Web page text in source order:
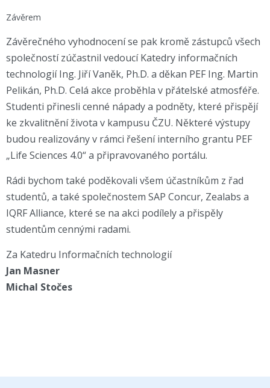
Závěrem
Závěrečného vyhodnocení se pak kromě zástupců všech
společností zúčastnil vedoucí Katedry informačních
technologií Ing. Jiří Vaněk, Ph.D. a děkan PEF Ing. Martin
Pelikán, Ph.D. Celá akce proběhla v přátelské atmosféře.
Studenti přinesli cenné nápady a podněty, které přispějí
ke zkvalitnění života v kampusu ČZU. Některé výstupy
budou realizovány v rámci řešení interního grantu PEF
„Life Sciences 4.0“ a připravovaného portálu.
Rádi bychom také poděkovali všem účastníkům z řad
studentů, a také společnostem SAP Concur, Zealabs a
IQRF Alliance, které se na akci podílely a přispěly
studentům cennými radami.
Za Katedru Informačních technologií
Jan Masner
Michal Stočes